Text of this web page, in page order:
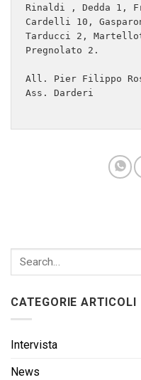
Rinaldi , Dedda 1,
Cardelli 10,
Tarducci 2,
Pregnolato 2.
All. Pier Filippo
Ass. Darderi
CATEGORIE ARTICOLI
Intervista
News